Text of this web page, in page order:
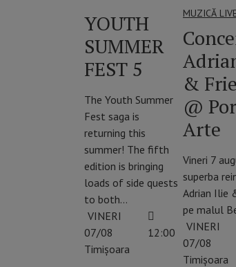
YOUTH
SUMMER
FEST 5
The Youth Summer
Fest saga is
returning this
summer! The fifth
edition is bringing
loads of side quests
to both…
VINERI
07/08
12:00
Timișoara
MUZICĂ LIVE
&
@
Arte
Vineri 7
superba
Adrian Ilie
pe malul
VINERI
07/08
Timișoara